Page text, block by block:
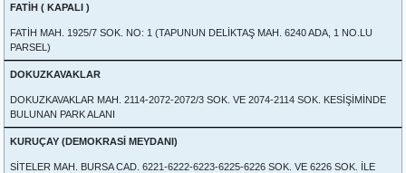
FATİH ( KAPALI )
FATİH MAH. 1925/7 SOK. NO: 1 (TAPUNUN DELİKTAŞ MAH. 6240 ADA, 1 NO.LU
PARSEL)
DOKUZKAVAKLAR
DOKUZKAVAKLAR MAH. 2114-2072-2072/3 SOK. VE 2074-2114 SOK. KESİŞİMİNDE
BULUNAN PARK ALANI
KURUÇAY (DEMOKRASİ MEYDANI)
SİTELER MAH. BURSA CAD. 6221-6222-6223-6225-6226 SOK. VE 6226 SOK. İLE